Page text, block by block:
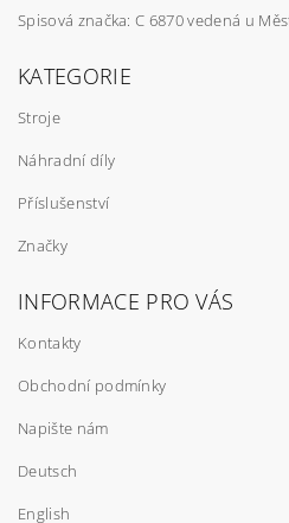
Spisová značka: C 6870 vedená u
KATEGORIE
Stroje
Náhradní díly
Příslušenství
Značky
INFORMACE PRO VÁS
Kontakty
Obchodní podmínky
Napište nám
Deutsch
English